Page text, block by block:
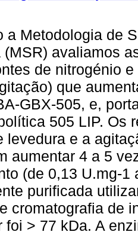
a Metodologia de
(MSR) avaliamos
de nitrogénio
que
GBX-505, e,
505 LIP. Os
levedura e a
aumentar 4 a 5
(de 0,13 U.mg-1
purificada
cromatografia de
foi > 77 kDa. A